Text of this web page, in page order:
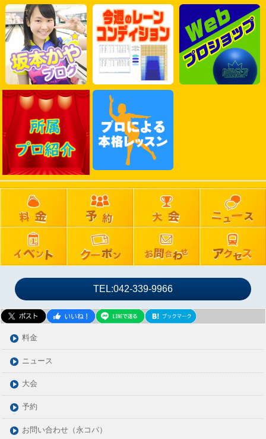
2025年07月
2025年06月
2025年05月
2025年04月
2025年03月
2025年02月
2025年01月
2024年12月
2024年11月
2024年10月
2024年09月
2024年08月
2024年07月
2024年06月
2024年05月
2024年04月
2024年03月
2024年02月
2024年01月
2023年12月
2023年11月
2023年10月
2023年09月
2023年08月
2023年07月
2023年06月
TEL:042-339-9966
料金
ニュース
大会
予約
お問い合わせ（永コパ）